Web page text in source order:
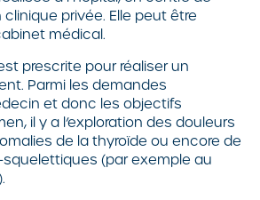
privée. Elle peut être
médical.
prescrite pour réaliser un
Parmi les demandes
et donc les objectifs
il y a l’exploration des douleurs
de la thyroïde ou encore de
(par exemple au